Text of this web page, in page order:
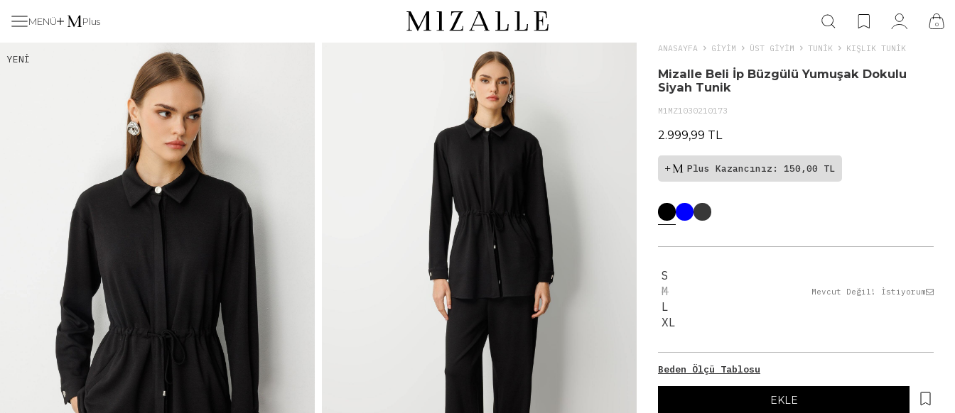
MENÜ Plus 0
YENI
ANASAYFA GIYIM ÜST GİYİM TUNIK KIŞLIK TUNIK
Mizalle Beli İp Büzgülü Yumuşak Dokulu
Siyah Tunik
M1MZ1030210173
2.999,99 TL
Plus Kazancınız: 150,00 TL
S
M
Mevcut Değil! İstiyorum
L
XL
Beden Ölçü Tablosu
EKLE